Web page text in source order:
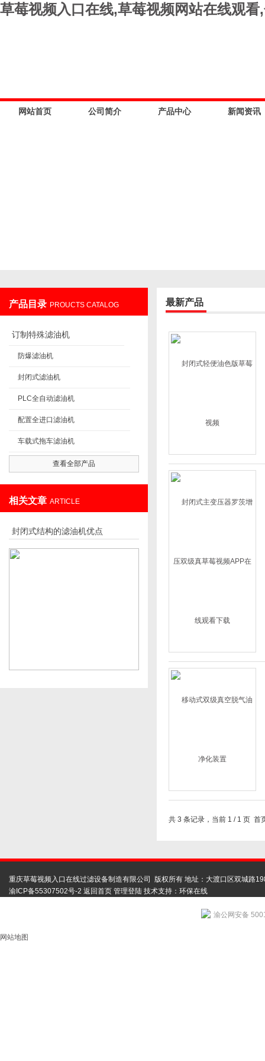
草莓视频入口在线,草莓视频网站在线观
重庆草莓视频入口在线过滤设备制造有限公司
网站首页 公司简介 产品中心 新闻资讯
产品目录 PROUCTS CATALOG
订制特殊滤油机
防爆滤油机
封闭式滤油机
PLC全自动滤油机
配置全进口滤油机
车载式拖车滤油机
查看全部产品
相关文章 ARTICLE
封闭式结构的滤油机优点
最新产品
共 3 条记录，当前 1 / 1
重庆草莓视频入口在线过滤设备制造有限公司 版权所有 地址：大渡口区双城
渝ICP备55307502号-2 返回首页 管理登陆 技术支持： 环保在线
渝公网安备
网站地图